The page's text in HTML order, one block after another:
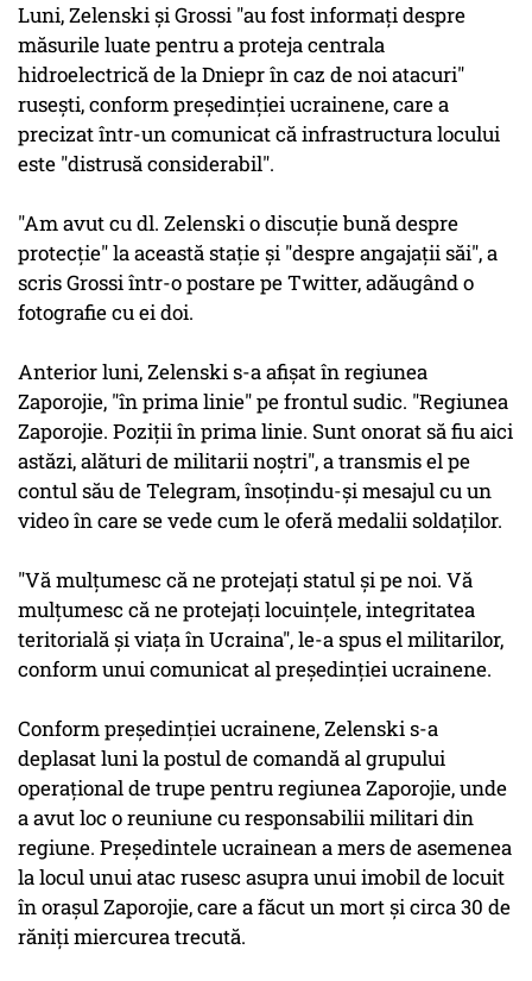
Luni, Zelenski şi Grossi "au fost informaţi despre
măsurile luate pentru a proteja centrala
hidroelectrică de la Dniepr în caz de noi atacuri"
ruseşti, conform preşedinţiei ucrainene, care a
precizat într-un comunicat că infrastructura locului
este "distrusă considerabil".
"Am avut cu dl. Zelenski o discuţie bună despre
protecţie" la această staţie şi "despre angajaţii săi", a
scris Grossi într-o postare pe Twitter, adăugând o
fotografie cu ei doi.
Anterior luni, Zelenski s-a afişat în regiunea
Zaporojie, "în prima linie" pe frontul sudic. "Regiunea
Zaporojie. Poziţii în prima linie. Sunt onorat să fiu aici
astăzi, alături de militarii noştri", a transmis el pe
contul său de Telegram, însoţindu-şi mesajul cu un
video în care se vede cum le oferă medalii soldaţilor.
"Vă mulţumesc că ne protejaţi statul şi pe noi. Vă
mulţumesc că ne protejaţi locuinţele, integritatea
teritorială şi viaţa în Ucraina", le-a spus el militarilor,
conform unui comunicat al preşedinţiei ucrainene.
Conform preşedinţiei ucrainene, Zelenski s-a
deplasat luni la postul de comandă al grupului
operaţional de trupe pentru regiunea Zaporojie, unde
a avut loc o reuniune cu responsabilii militari din
regiune. Preşedintele ucrainean a mers de asemenea
la locul unui atac rusesc asupra unui imobil de locuit
în oraşul Zaporojie, care a făcut un mort şi circa 30 de
răniţi miercurea trecută.